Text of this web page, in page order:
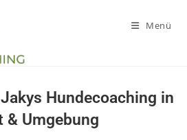
Menü
Hundecoaching in
& Umgebung